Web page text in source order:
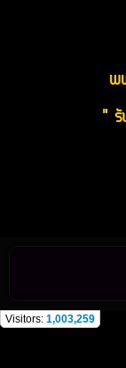
" รั
Visitors: 1,003,259